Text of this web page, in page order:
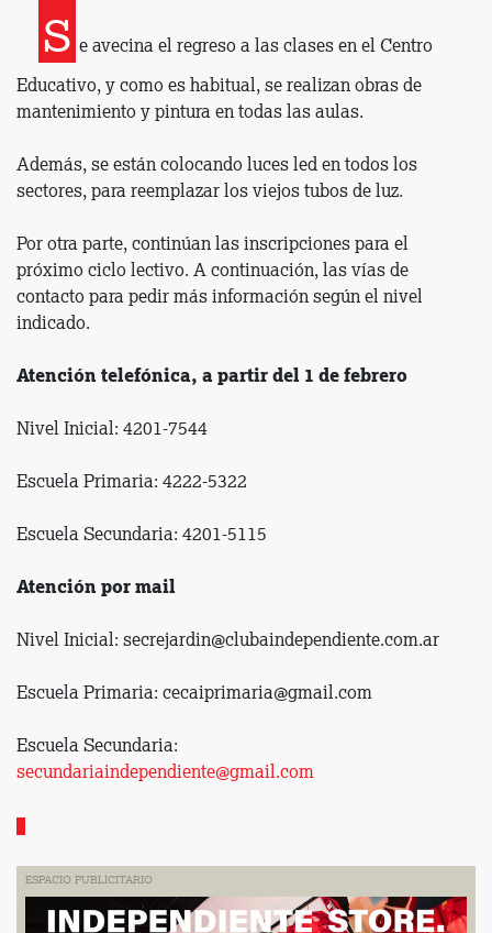
S e avecina el regreso a las clases en el Centro
Educativo, y como es habitual, se realizan obras de
mantenimiento y pintura en todas las aulas.
Además, se están colocando luces led en todos los
sectores, para reemplazar los viejos tubos de luz.
Por otra parte, continúan las inscripciones para el
próximo ciclo lectivo. A continuación, las vías de
contacto para pedir más información según el nivel
indicado.
Atención telefónica, a partir del 1 de febrero
Nivel Inicial: 4201-7544
Escuela Primaria: 4222-5322
Escuela Secundaria: 4201-5115
Atención por mail
Nivel Inicial: secrejardin@clubaindependiente.com.ar
Escuela Primaria: cecaiprimaria@gmail.com
Escuela Secundaria:
secundariaindependiente@gmail.com
ESPACIO PUBLICITARIO